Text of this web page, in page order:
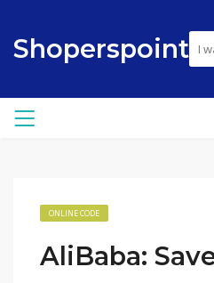
Shoperspoint
ONLINE CODE
AliBaba: